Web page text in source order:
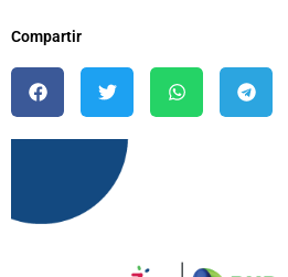
Compartir